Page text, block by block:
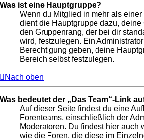
Was ist eine Hauptgruppe?
Wenn du Mitglied in mehr als
dient die Hauptgruppe dazu, deine
den Gruppenrang, der bei dir
wird, festzulegen. Ein
Berechtigung geben, deine
Bereich selbst festzulegen.
Nach oben
Was bedeutet der „Das Team“-Link
Auf dieser Seite findest du eine
Forenteams, einschließlich der
Moderatoren. Du findest hier auch
wie die Foren, die diese im